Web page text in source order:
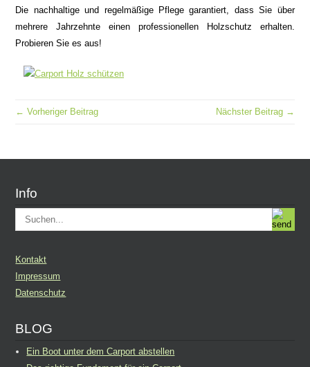
Die nachhaltige und regelmäßige Pflege garantiert, dass Sie über
mehrere Jahrzehnte einen professionellen Holzschutz erhalten.
Probieren Sie es aus!
← Vorheriger Beitrag Nächster Beitrag →
Info
Kontakt
Impressum
Datenschutz
BLOG
Ein Boot unter dem Carport abstellen